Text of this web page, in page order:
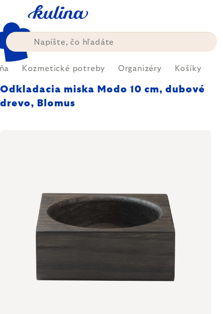
obsah
Kozmetické potreby Organizéry Košíky
Odkladacia miska Modo 10 cm, dubové
drevo, Blomus